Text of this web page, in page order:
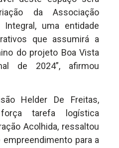
da Associação
Integral, uma entidade
que assumirá a
do projeto Boa Vista
de 2024”, afirmou
Helder De Freitas,
tarefa logística
Acolhida, ressaltou
para a